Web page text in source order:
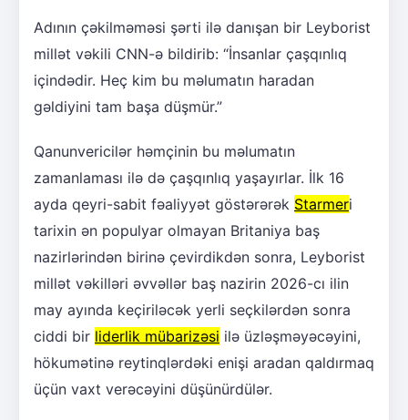
Adının çəkilməməsi şərti ilə danışan bir Leyborist
millət vəkili CNN-ə bildirib: “İnsanlar çaşqınlıq
içindədir. Heç kim bu məlumatın haradan
gəldiyini tam başa düşmür.”
Qanunvericilər həmçinin bu məlumatın
zamanlaması ilə də çaşqınlıq yaşayırlar. İlk 16
ayda qeyri-sabit fəaliyyət göstərərək Starmeri
tarixin ən populyar olmayan Britaniya baş
nazirlərindən birinə çevirdikdən sonra, Leyborist
millət vəkilləri əvvəllər baş nazirin 2026-cı ilin
may ayında keçiriləcək yerli seçkilərdən sonra
ciddi bir liderlik mübarizəsi ilə üzləşməyəcəyini,
hökumətinə reytinqlərdəki enişi aradan qaldırmaq
üçün vaxt verəcəyini düşünürdülər.